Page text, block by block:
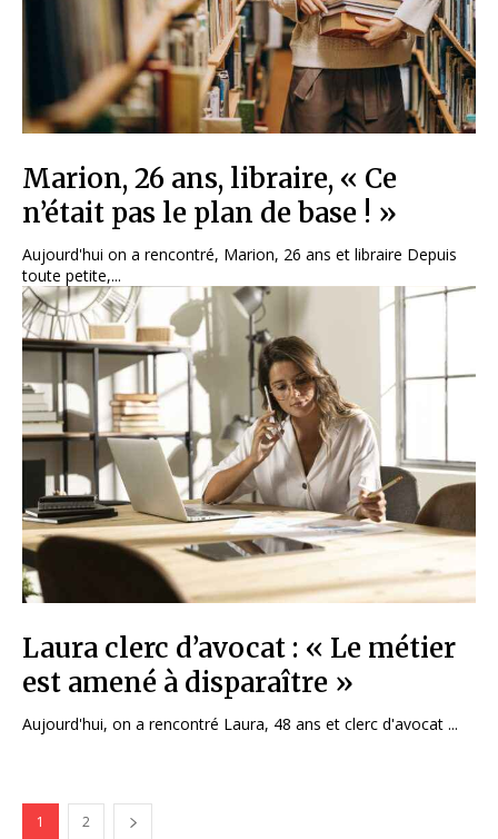
Marion, 26 ans, libraire, « Ce
n’était pas le plan de base ! »
Aujourd'hui on a rencontré, Marion, 26 ans et libraire Depuis
toute petite,...
Laura clerc d’avocat : « Le métier
est amené à disparaître »
Aujourd'hui, on a rencontré Laura, 48 ans et clerc d'avocat ...
1 2